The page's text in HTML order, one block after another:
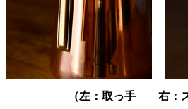
（左：取っ手 右：ス